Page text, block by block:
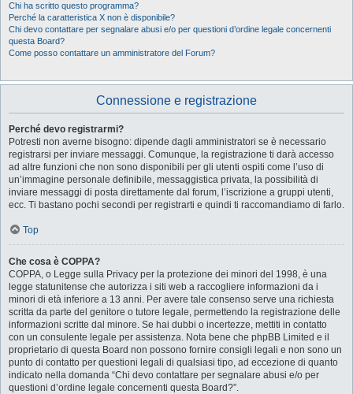
Chi ha scritto questo programma?
Perché la caratteristica X non è disponibile?
Chi devo contattare per segnalare abusi e/o per questioni d’ordine legale concernenti
questa Board?
Come posso contattare un amministratore del Forum?
Connessione e registrazione
Perché devo registrarmi?
Potresti non averne bisogno: dipende dagli amministratori se è necessario
registrarsi per inviare messaggi. Comunque, la registrazione ti darà accesso
ad altre funzioni che non sono disponibili per gli utenti ospiti come l’uso di
un’immagine personale definibile, messaggistica privata, la possibilità di
inviare messaggi di posta direttamente dal forum, l’iscrizione a gruppi utenti,
ecc. Ti bastano pochi secondi per registrarti e quindi ti raccomandiamo di farlo.
Top
Che cosa è COPPA?
COPPA, o Legge sulla Privacy per la protezione dei minori del 1998, è una
legge statunitense che autorizza i siti web a raccogliere informazioni da i
minori di età inferiore a 13 anni. Per avere tale consenso serve una richiesta
scritta da parte del genitore o tutore legale, permettendo la registrazione delle
informazioni scritte dal minore. Se hai dubbi o incertezze, mettiti in contatto
con un consulente legale per assistenza. Nota bene che phpBB Limited e il
proprietario di questa Board non possono fornire consigli legali e non sono un
punto di contatto per questioni legali di qualsiasi tipo, ad eccezione di quanto
indicato nella domanda “Chi devo contattare per segnalare abusi e/o per
questioni d’ordine legale concernenti questa Board?”.